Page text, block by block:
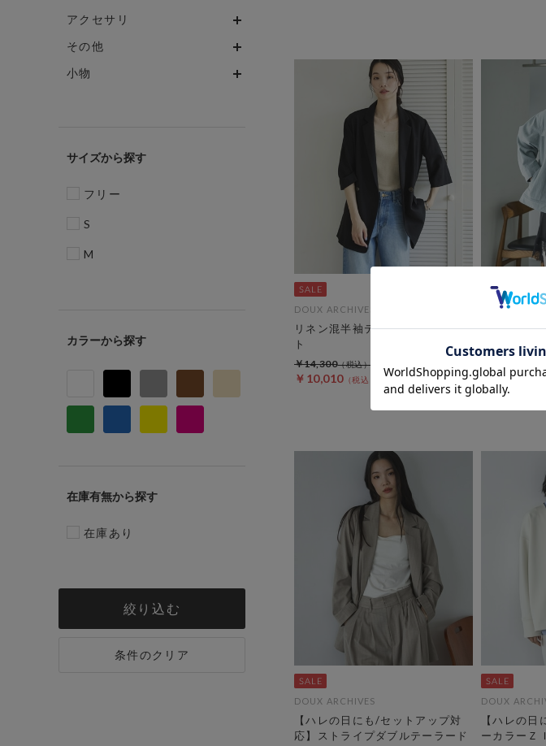
アクセサリ
その他
小物
サイズ
フリー
S
M
カラー
在庫有無
在庫あり
絞り込む
条件のクリア
DOUX ARCHIVES
リネン混半袖テーラードジャケッ
ト
￥10,010
￥14,300
DOUX
Ｖ開きオー
￥16,500
DOUX ARCHIVES
【ハレの日にも/セットアップ対
応】ストライプダブルテーラード
DOUX
【ハレの日
ーカラーＺ